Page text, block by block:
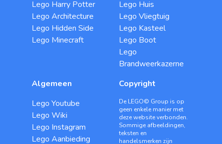
Lego Harry Potter
Lego Architecture
Lego Hidden Side
Lego Minecraft
Lego Huis
Lego Vliegtuig
Lego Kasteel
Lego Boot
Lego
Brandweerkazerne
Algemeen
Lego Youtube
Lego Wiki
Lego Instagram
Lego Aanbieding
Copyright
De LEGO© Group is op
geen enkele manier met
deze website verbonden.
Sommige afbeeldingen,
teksten en
handelsmerken zijn